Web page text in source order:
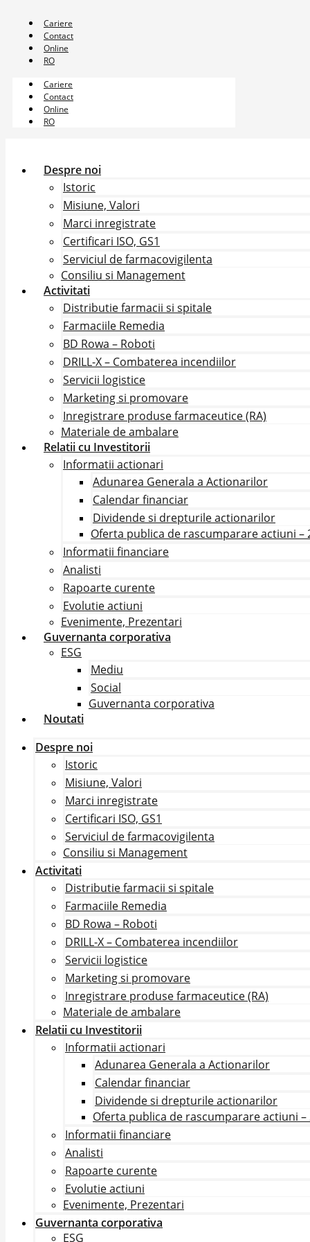
conținut
Cariere
Contact
Online
RO
Cariere
Contact
Online
RO
Despre noi
Istoric
Misiune, Valori
Marci inregistrate
Certificari ISO, GS1
Serviciul de farmacovigilenta
Consiliu si Management
Activitati
Distributie farmacii si spitale
Farmaciile Remedia
BD Rowa – Roboti
DRILL-X – Combaterea incendiilor
Servicii logistice
Marketing si promovare
Inregistrare produse farmaceutice (RA)
Materiale de ambalare
Relatii cu Investitorii
Informatii actionari
Adunarea Generala a Actionarilor
Calendar financiar
Dividende si drepturile actionarilor
Oferta publica de rascumparare actiuni –
Informatii financiare
Analisti
Rapoarte curente
Evolutie actiuni
Evenimente, Prezentari
Guvernanta corporativa
ESG
Mediu
Social
Guvernanta corporativa
Noutati
Despre noi
Istoric
Misiune, Valori
Marci inregistrate
Certificari ISO, GS1
Serviciul de farmacovigilenta
Consiliu si Management
Activitati
Distributie farmacii si spitale
Farmaciile Remedia
BD Rowa – Roboti
DRILL-X – Combaterea incendiilor
Servicii logistice
Marketing si promovare
Inregistrare produse farmaceutice (RA)
Materiale de ambalare
Relatii cu Investitorii
Informatii actionari
Adunarea Generala a Actionarilor
Calendar financiar
Dividende si drepturile actionarilor
Oferta publica de rascumparare actiuni –
Informatii financiare
Analisti
Rapoarte curente
Evolutie actiuni
Evenimente, Prezentari
Guvernanta corporativa
ESG